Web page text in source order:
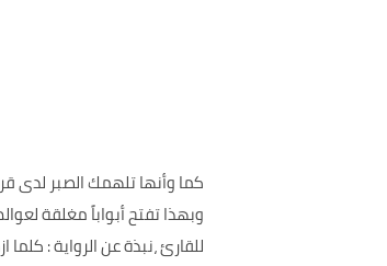
كما وأنها تلهمك الصبر لدى
وبهذا تفتح أبواباً مغلقة
للقارئ ،نبذة عن الرواية :